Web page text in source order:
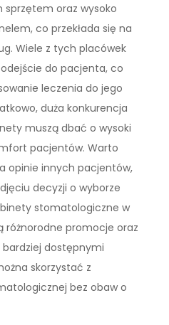
oraz wysoko
co przekłada się na
Wiele z tych placówek
do pacjenta, co
leczenia do jego
duża konkurencja
muszą dbać o wysoki
pacjentów. Warto
opinie innych pacjentów,
decyzji o wyborze
stomatologiczne w
różnorodne promocje oraz
bardziej dostępnymi
skorzystać z
bez obaw o